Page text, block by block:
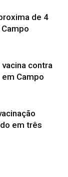
de 4
contra
Campo
em três